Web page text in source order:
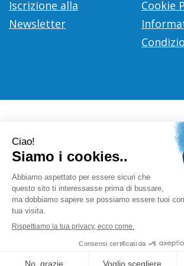
Iscrizione alla
Newsletter
Cookie
Farmacia Città D'Europa Dr. Leonardo
d'Europa, 700 00144 Roma
info@farmace.it|Tel.: 065290252
|
Powered byPrenofa